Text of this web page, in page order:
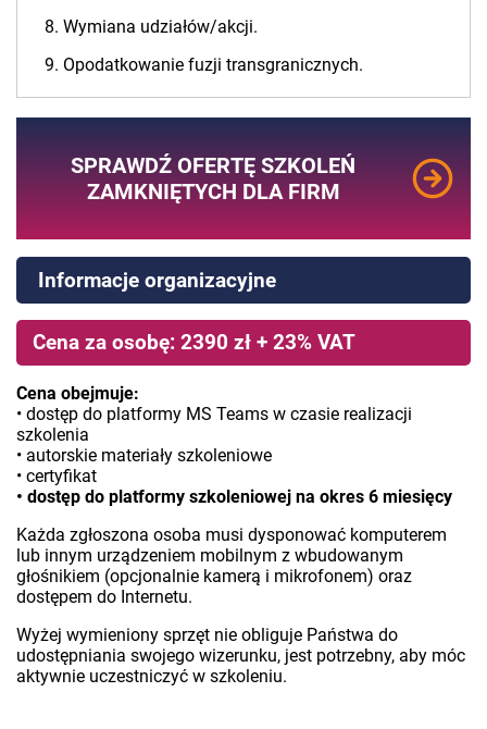
8. Wymiana udziałów/akcji.
9. Opodatkowanie fuzji transgranicznych.
SPRAWDŹ OFERTĘ SZKOLEŃ
ZAMKNIĘTYCH DLA FIRM
Informacje organizacyjne
Cena za osobę: 2390 zł + 23% VAT
Cena obejmuje:
• dostęp do platformy MS Teams w czasie realizacji
szkolenia
• autorskie materiały szkoleniowe
• certyfikat
• dostęp do platformy szkoleniowej na okres 6 miesięcy
Każda zgłoszona osoba musi dysponować komputerem
lub innym urządzeniem mobilnym z wbudowanym
głośnikiem (opcjonalnie kamerą i mikrofonem) oraz
dostępem do Internetu.
Wyżej wymieniony sprzęt nie obliguje Państwa do
udostępniania swojego wizerunku, jest potrzebny, aby móc
aktywnie uczestniczyć w szkoleniu.